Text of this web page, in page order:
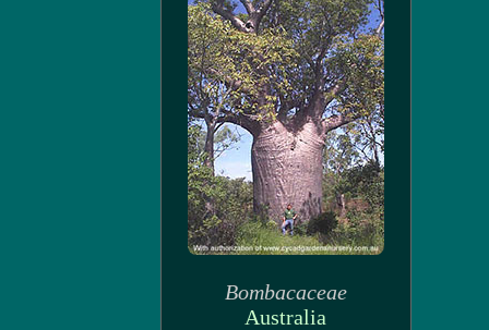
Bombacaceae
Australia